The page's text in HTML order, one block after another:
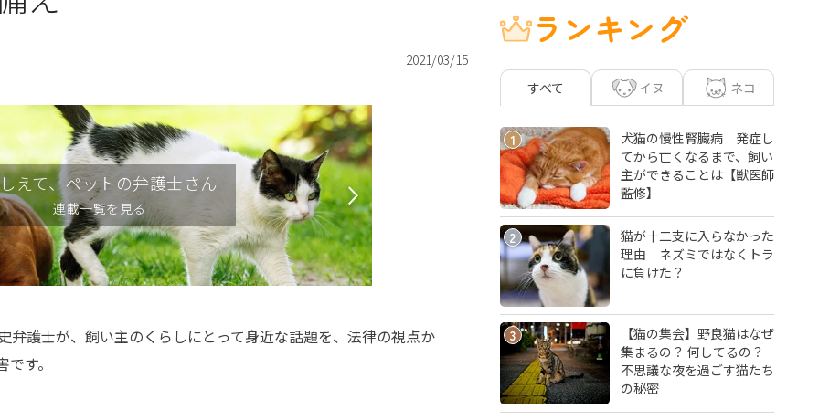
2021/03/15
えて、ペットの弁護士さん
連載一覧を見る
護士が、飼い主のくらしにとって身近な話題を、法律の視点か
す。
ランキング
すべて イヌ ネコ
1
犬猫の慢性腎臓病 発症し
てから亡くなるまで、飼い
主ができることは【獣医師
監修】
2
猫が十二支に入らなかった
理由 ネズミではなくトラ
に負けた？
3
【猫の集会】野良猫はなぜ
集まるの？ 何してるの？
不思議な夜を過ごす猫たち
の秘密